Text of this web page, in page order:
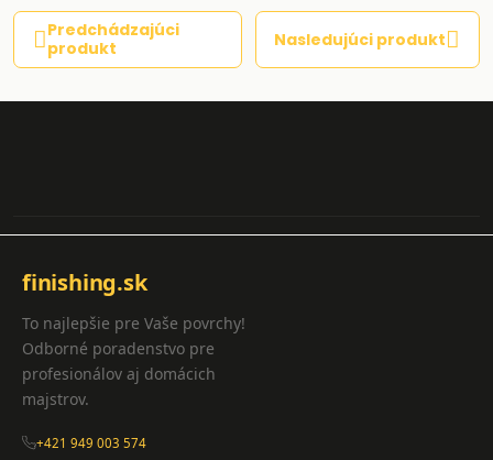
Predchádzajúci
produkt
Nasledujúci produkt
finishing.sk
To najlepšie pre Vaše povrchy!
Odborné poradenstvo pre
profesionálov aj domácich
majstrov.
+421 949 003 574